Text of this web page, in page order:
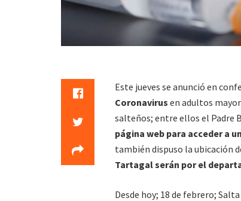
Este jueves se anunció en
Coronavirus en adultos
salteños; entre ellos el Padre
página web para acceder a
también dispuso la ubicación
Tartagal serán por el
Desde hoy; 18 de febrero;